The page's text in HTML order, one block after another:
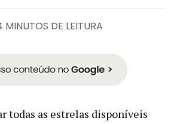
MINUTOS DE LEITURA
todas as estrelas disponíveis